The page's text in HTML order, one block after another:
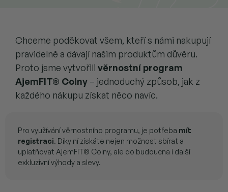
Chceme poděkovat všem, kteří s námi nakupují
pravidelně a dávají našim produktům důvěru.
Proto jsme vytvořili věrnostní program
AjemFIT® Coiny – jednoduchý způsob, jak z
každého nákupu získat něco navíc.
Pro využívání věrnostního programu, je potřeba mít
registraci. Díky ní získáte nejen možnost sbírat a
uplatňovat AjemFIT® Coiny, ale do budoucna i další
exkluzivní výhody a slevy.